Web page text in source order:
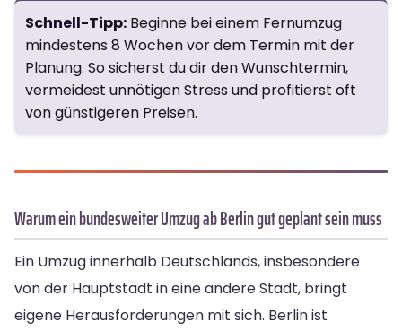
Schnell-Tipp: Beginne bei einem Fernumzug
mindestens 8 Wochen vor dem Termin mit der
Planung. So sicherst du dir den Wunschtermin,
vermeidest unnötigen Stress und profitierst oft
von günstigeren Preisen.
Warum ein bundesweiter Umzug ab Berlin gut geplant sein muss
Ein Umzug innerhalb Deutschlands, insbesondere
von der Hauptstadt in eine andere Stadt, bringt
eigene Herausforderungen mit sich. Berlin ist